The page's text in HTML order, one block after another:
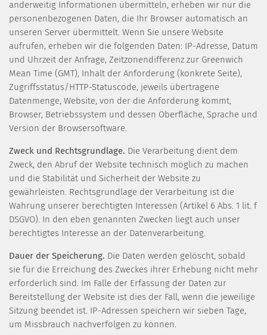
anderweitig Informationen übermitteln, erheben wir nur die
personenbezogenen Daten, die Ihr Browser automatisch an
unseren Server übermittelt. Wenn Sie unsere Website
aufrufen, erheben wir die folgenden Daten: IP-Adresse, Datum
und Uhrzeit der Anfrage, Zeitzonendifferenz zur Greenwich
Mean Time (GMT), Inhalt der Anforderung (konkrete Seite),
Zugriffsstatus/HTTP-Statuscode, jeweils übertragene
Datenmenge, Website, von der die Anforderung kommt,
Browser, Betriebssystem und dessen Oberfläche, Sprache und
Version der Browsersoftware.
Zweck und Rechtsgrundlage. Die Verarbeitung dient dem
Zweck, den Abruf der Website technisch möglich zu machen
und die Stabilität und Sicherheit der Website zu
gewährleisten. Rechtsgrundlage der Verarbeitung ist die
Wahrung unserer berechtigten Interessen (Artikel 6 Abs. 1 lit. f
DSGVO). In den eben genannten Zwecken liegt auch unser
berechtigtes Interesse an der Datenverarbeitung.
Dauer der Speicherung. Die Daten werden gelöscht, sobald
sie für die Erreichung des Zweckes ihrer Erhebung nicht mehr
erforderlich sind. Im Falle der Erfassung der Daten zur
Bereitstellung der Website ist dies der Fall, wenn die jeweilige
Sitzung beendet ist. IP-Adressen speichern wir sieben Tage,
um Missbrauch nachverfolgen zu können.